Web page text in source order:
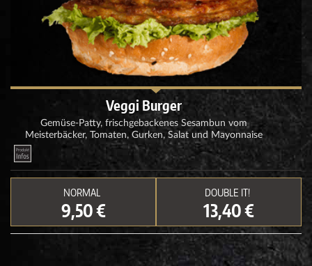
Veggi Burger
Gemüse-Patty, frischgebackenes Sesambun vom
Meisterbäcker, Tomaten, Gurken, Salat und Mayonnaise
NORMAL
9,50 €
DOUBLE IT!
13,40 €